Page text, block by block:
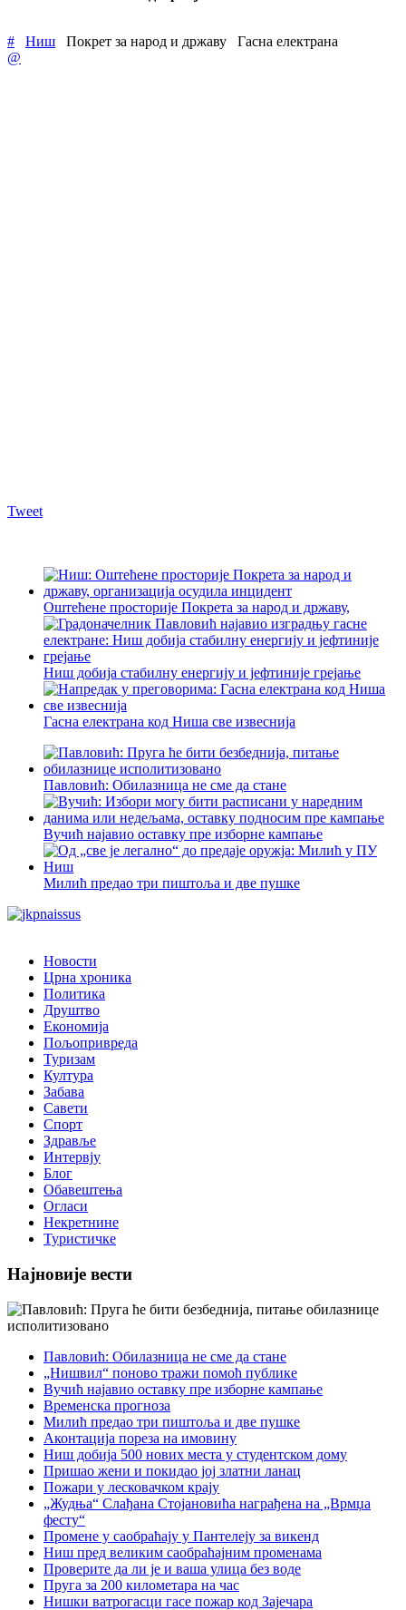
# Ниш Покрет за народ и државу
Гасна електрана
@
Tweet
Оштећене просторије Покрета за народ и државу,
Ниш добија стабилну енергију и јефтиније грејање
Гасна електрана код Ниша све извеснија
Павловић: Обилазница не сме да стане
Вучић најавио оставку пре изборне кампање
Милић предао три пиштоља и две пушке
Новости
Црна хроника
Политика
Друштво
Економија
Пољопривреда
Туризам
Култура
Забава
Савети
Спорт
Здравље
Интервју
Блог
Обавештења
Огласи
Некретнине
Туристичке
Најновије вести
Павловић: Обилазница не сме да стане
„Нишвил“ поново тражи помоћ публике
Вучић најавио оставку пре изборне кампање
Временска прогноза
Милић предао три пиштоља и две пушке
Аконтација пореза на имовину
Ниш добија 500 нових места у студентском дому
Пришао жени и покидао јој златни ланац
Пожари у лесковачком крају
„Жудња“ Слађана Стојановића награђена на „Врмџа
фесту“
Промене у саобраћају у Пантелеју за викенд
Ниш пред великим саобраћајним променама
Проверите да ли је и ваша улица без воде
Пруга за 200 километара на час
Нишки ватрогасци гасе пожар код Зајечара